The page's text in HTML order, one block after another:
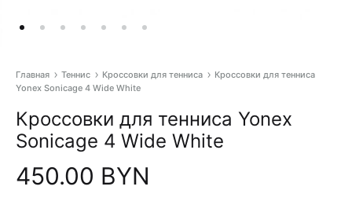
Главная Теннис Кроссовки для тенниса
Кроссовки для тенниса
Yonex Sonicage 4 Wide White
Кроссовки для тенниса Yonex
Sonicage 4 Wide White
450.00 BYN